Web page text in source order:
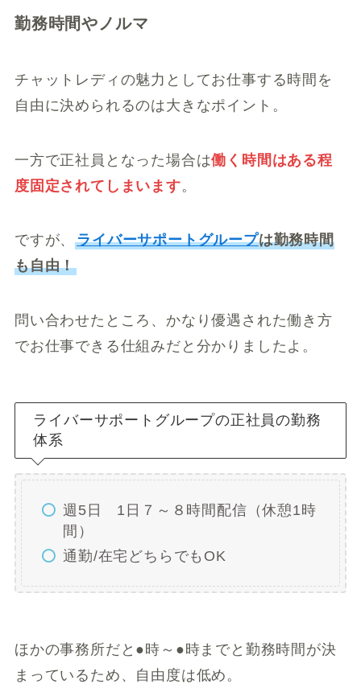
勤務時間やノルマ
チャットレディの魅力としてお仕事する時間を
自由に決められるのは大きなポイント。
一方で正社員となった場合は働く時間はある程
度固定されてしまいます。
ですが、ライバーサポートグループは勤務時間
も自由！
問い合わせたところ、かなり優遇された働き方
でお仕事できる仕組みだと分かりましたよ。
ライバーサポートグループの正社員の勤務
体系
週5日 1日７～８時間配信（休憩1時
間）
通勤/在宅どちらでもOK
ほかの事務所だと●時～●時までと勤務時間が決
まっているため、自由度は低め。